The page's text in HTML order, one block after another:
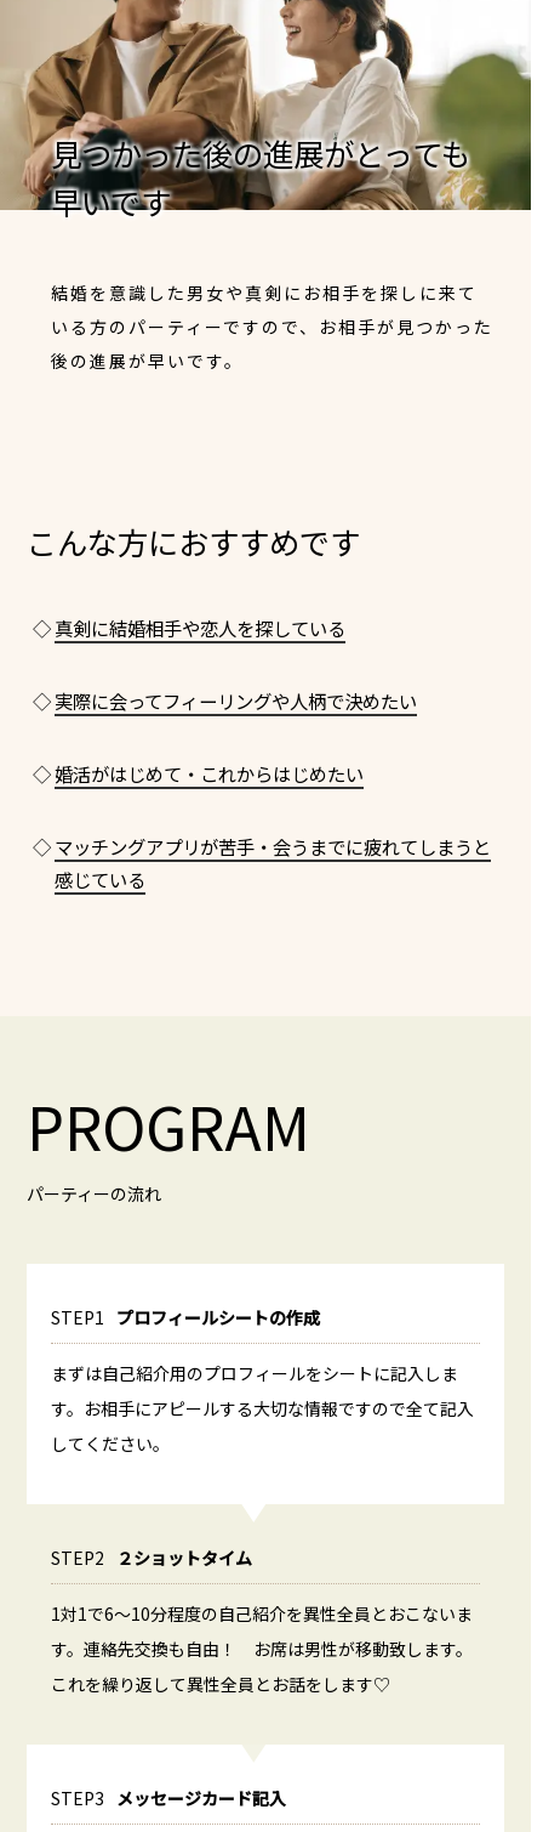
見つかった後の進展がとっても
早いです
結婚を意識した男女や真剣にお相手を探しに来て
いる方のパーティーですので、お相手が見つかった
後の進展が早いです。
こんな方におすすめです
◇真剣に結婚相手や恋人を探している
◇実際に会ってフィーリングや人柄で決めたい
◇婚活がはじめて・これからはじめたい
◇マッチングアプリが苦手・会うまでに疲れてしまうと
感じている
PROGRAM
パーティーの流れ
STEP1 プロフィールシートの作成
まずは自己紹介用のプロフィールをシートに記入しま
す。お相手にアピールする大切な情報ですので全て記入
してください。
STEP2 ２ショットタイム
1対1で6～10分程度の自己紹介を異性全員とおこないま
す。連絡先交換も自由！ お席は男性が移動致します。
これを繰り返して異性全員とお話をします♡
STEP3 メッセージカード記入